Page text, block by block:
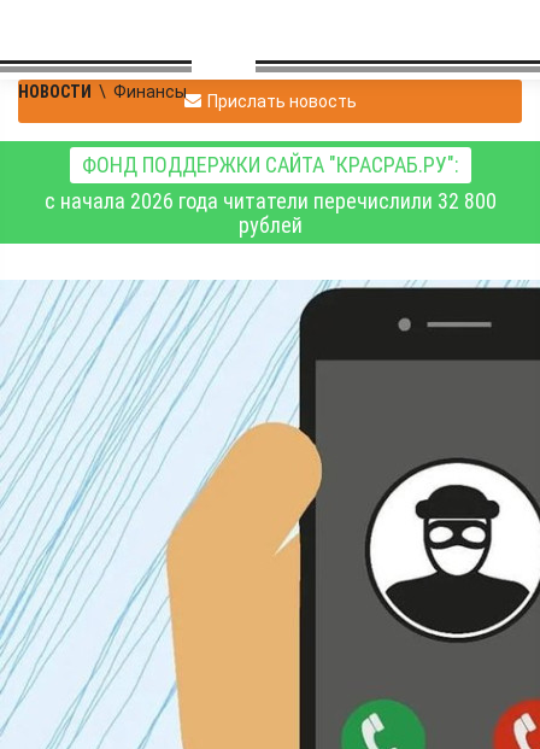
НОВОСТИ \ Финансы Прислать новость
ФОНД ПОДДЕРЖКИ САЙТА "КРАСРАБ.РУ":
с начала 2026 года читатели перечислили 32 800
рублей
Жертвами мошенников
стали пенсионерка из
посёлка Курагино и её
внук
Финансы
11.05.2026 13:25392